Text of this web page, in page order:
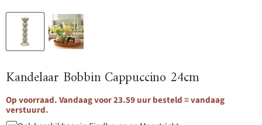
Kandelaar Bobbin Cappuccino 24cm
Op voorraad. Vandaag voor 23.59 uur besteld = vandaag
verstuurd.